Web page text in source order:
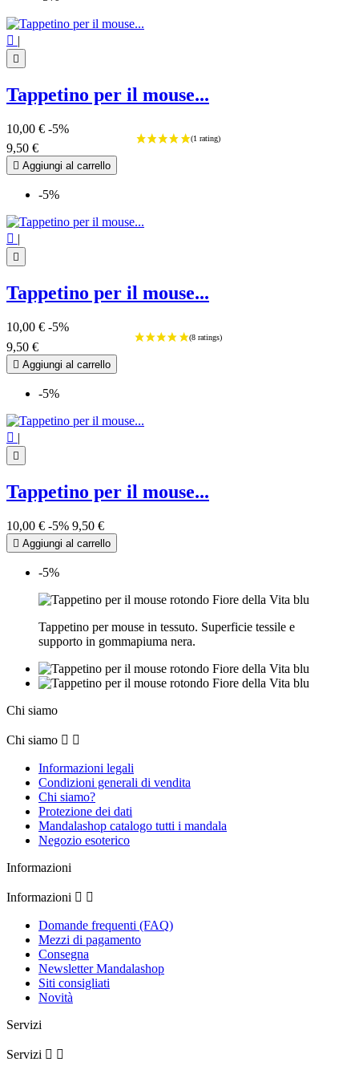
 |

Tappetino per il mouse...
10,00 € -5%
9,50 €
 Aggiungi al carrello
-5%
 |

Tappetino per il mouse...
10,00 € -5%
9,50 €
 Aggiungi al carrello
-5%
 |

Tappetino per il mouse...
10,00 € -5% 9,50 €
 Aggiungi al carrello
-5%
Tappetino per mouse in tessuto. Superficie tessile e
supporto in gommapiuma nera.
Chi siamo
Chi siamo  
Informazioni legali
Condizioni generali di vendita
Chi siamo?
Protezione dei dati
Mandalashop catalogo tutti i mandala
Negozio esoterico
Informazioni
Informazioni  
Domande frequenti (FAQ)
Mezzi di pagamento
Consegna
Newsletter Mandalashop
Siti consigliati
Novità
Servizi
Servizi  